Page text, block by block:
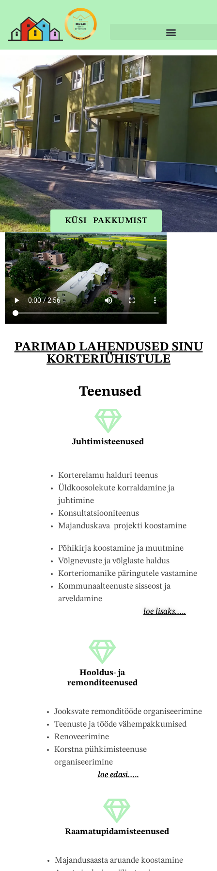
KÜSI PAKKUMIST
PARIMAD LAHENDUSED SINU
KORTERIÜHISTULE
Teenused
Juhtimisteenused
Korterelamu halduri teenus
Üldkoosolekute korraldamine ja
juhtimine
Konsultatsiooniteenus
Majanduskava projekti koostamine
Põhikirja koostamine ja muutmine
Võlgnevuste ja võlglaste haldus
Korteriomanike päringutele vastamine
Kommunaalteenuste sisseost ja
arveldamine
loe lisaks…..
Hooldus- ja
remonditeenused
Jooksvate remonditööde organiseerimine
Teenuste ja tööde vähempakkumised
Renoveerimine
Korstna pühkimisteenuse
organiseerimine
loeedasi…..
Raamatupidamisteenused
Majandusaasta aruande koostamine